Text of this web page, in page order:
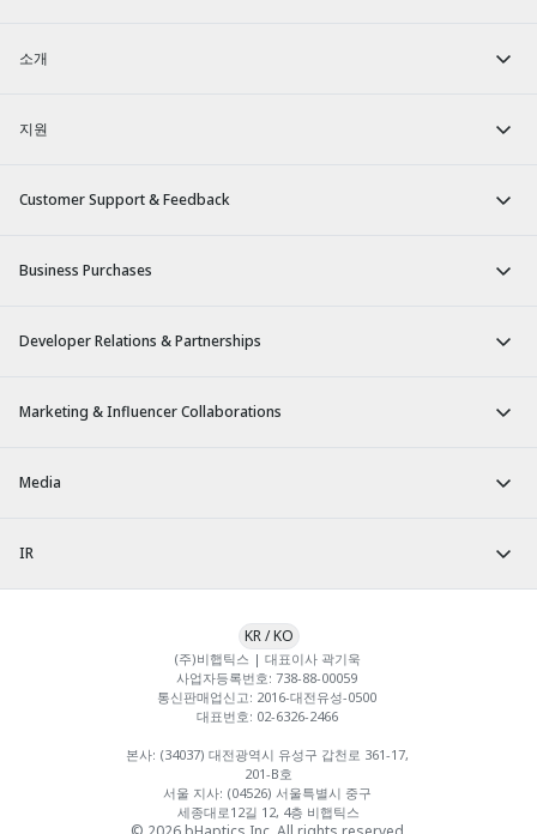
소개
지원
Customer Support & Feedback
Business Purchases
Developer Relations & Partnerships
Marketing & Influencer Collaborations
Media
IR
(주)비햅틱스 | 대표이사 곽기욱
사업자등록번호: 738-88-00059
통신판매업신고: 2016-대전유성-0500
대표번호: 02-6326-2466
본사: (34037) 대전광역시 유성구 갑천로 361-17,
201-B호
서울 지사: (04526) 서울특별시 중구
세종대로12길 12, 4층 비햅틱스
KR/KO